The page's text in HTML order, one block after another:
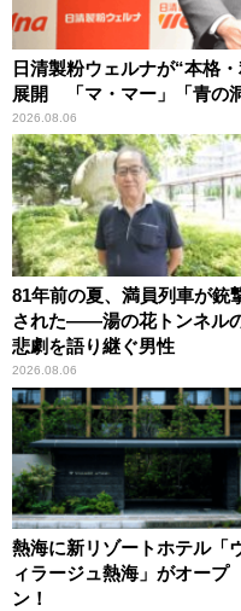
日清製粉ウェルナが“本格
展開 「マ・マー」「青の
2026.08.06
81年前の夏、満員列車が銃
された――湯の花トンネル
悲劇を語り継ぐ男性
2026.08.06
熱海に新リゾートホテル「
ィラージュ熱海」がオープ
ン！